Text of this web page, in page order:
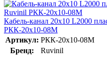
Кабель-канал 20х10 L2000
РКК-20х10-08М
Артикул: РКК-20х10-08М
Бренд:
Ruvinil